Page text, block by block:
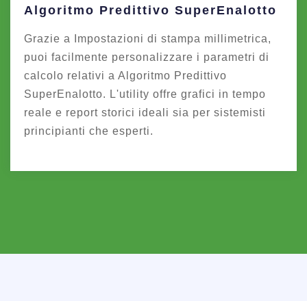
Algoritmo Predittivo SuperEnalotto
Grazie a Impostazioni di stampa millimetrica,
puoi facilmente personalizzare i parametri di
calcolo relativi a Algoritmo Predittivo
SuperEnalotto. L'utility offre grafici in tempo
reale e report storici ideali sia per sistemisti
principianti che esperti.